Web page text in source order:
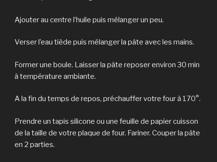
Ajouter au centre l’huile puis mélanger un peu.
Verser l’eau tiède puis mélanger la pâte avec les mains.
Former une boule. Laisser la pâte reposer environ 30 min
à température ambiante.
A la fin du temps de repos, préchauffer votre four à 170°.
Prendre un tapis silicone ou une feuille de papier cuisson
de la taille de votre plaque de four. Fariner. Couper la pâte
en 2 parties.